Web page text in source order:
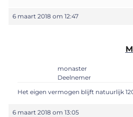
6 maart 2018 om 12:47
monaster
Deelnemer
Het eigen vermogen blijft natuurlijk
6 maart 2018 om 13:05